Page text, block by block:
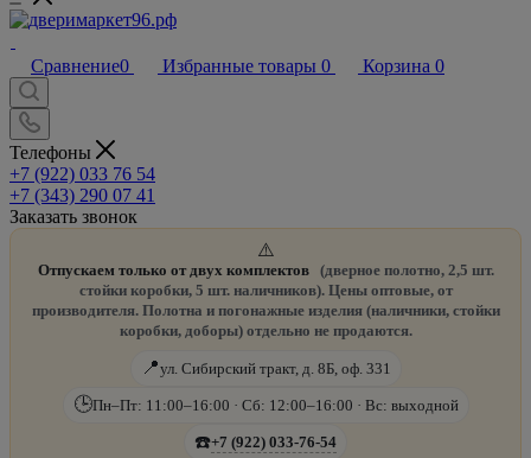
Сравнение0 Избранные товары 0 Корзина 0
Телефоны
+7 (922) 033 76 54
+7 (343) 290 07 41
Заказать звонок
⚠️
Отпускаем только от двух комплектов
(дверное полотно, 2,5 шт.
стойки коробки, 5 шт. наличников). Цены оптовые, от
производителя. Полотна и погонажные изделия (наличники, стойки
коробки, доборы) отдельно не продаются.
📍ул. Сибирский тракт, д. 8Б, оф. 331
🕒Пн–Пт: 11:00–16:00 · Сб: 12:00–16:00 · Вс: выходной
☎️+7 (922) 033-76-54